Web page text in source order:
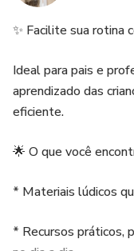
✅ Raciocínio lógico
✅ Espírito de equipe
💡 *Benefícios que
✔️ Estimula o
✔️ Melhora a leitura,
✔️ Trabalha a
✨ Facilite sua rotina
Ideal para pais e
aprendizado das
eficiente.
🌟 O que você
* Materiais lúdicos
* Recursos práticos,